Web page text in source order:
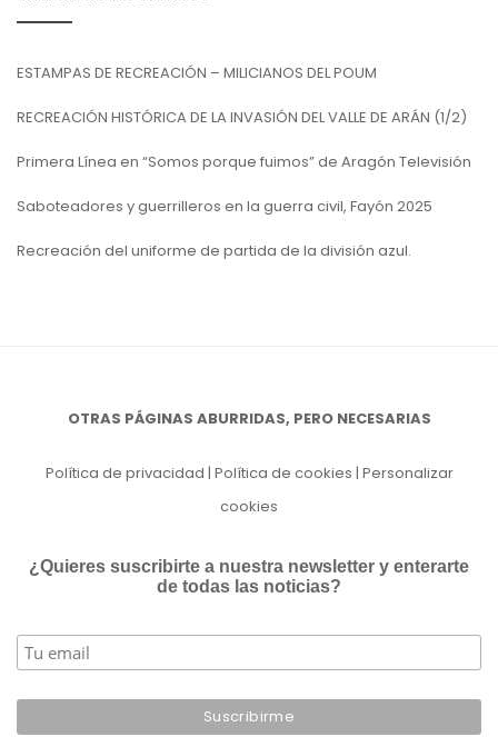
ESTAMPAS DE RECREACIÓN – MILICIANOS DEL POUM
RECREACIÓN HISTÓRICA DE LA INVASIÓN DEL VALLE DE ARÁN (1/2)
Primera Línea en “Somos porque fuimos” de Aragón Televisión
Saboteadores y guerrilleros en la guerra civil, Fayón 2025
Recreación del uniforme de partida de la división azul.
OTRAS PÁGINAS ABURRIDAS, PERO NECESARIAS
Política de privacidad | Política de cookies | Personalizar
cookies
¿Quieres suscribirte a nuestra newsletter y enterarte
de todas las noticias?